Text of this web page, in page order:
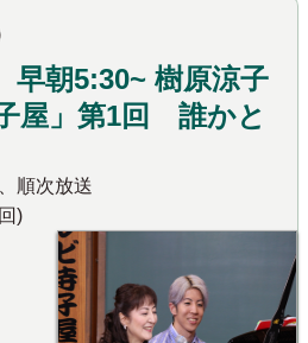
朝5:30~ 樹原涼子
屋」第1回 誰かと
順次放送
)